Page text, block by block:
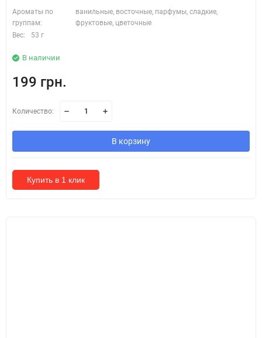
Ароматы по
группам:
ванильные, восточные, парфумы, сладкие,
фруктовые, цветочные
Вес:
53 г
В наличии
199 грн.
Количество:
В корзину
Купить в 1 клик